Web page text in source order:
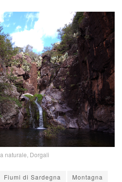
naturale, Dorgali
Fiumi di Sardegna
Montagna